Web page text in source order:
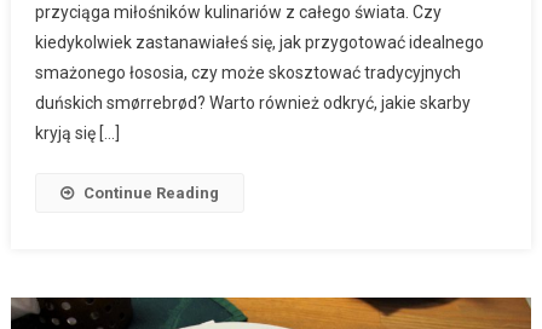
przyciąga miłośników kulinariów z całego świata. Czy
kiedykolwiek zastanawiałeś się, jak przygotować idealnego
smażonego łososia, czy może skosztować tradycyjnych
duńskich smørrebrød? Warto również odkryć, jakie skarby
kryją się […]
Continue Reading